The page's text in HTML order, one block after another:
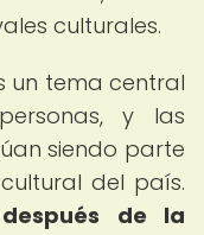
culturales.
un tema central
y las
siendo parte
del país.
de la